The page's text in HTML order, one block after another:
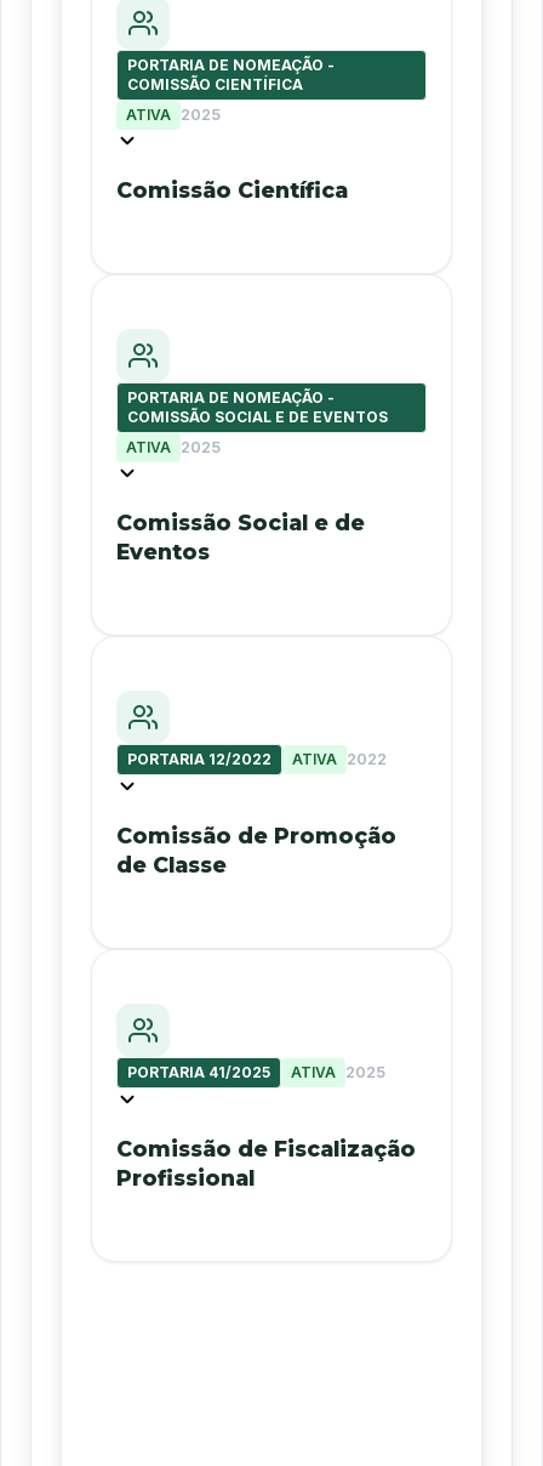
PORTARIA DE NOMEAÇÃO -
COMISSÃO CIENTÍFICA
ATIVA 2025
Comissão Científica
PORTARIA DE NOMEAÇÃO -
COMISSÃO SOCIAL E DE EVENTOS
ATIVA 2025
Comissão Social e de
Eventos
PORTARIA 12/2022 ATIVA 2022
Comissão de Promoção
de Classe
PORTARIA 41/2025 ATIVA 2025
Comissão de Fiscalização
Profissional